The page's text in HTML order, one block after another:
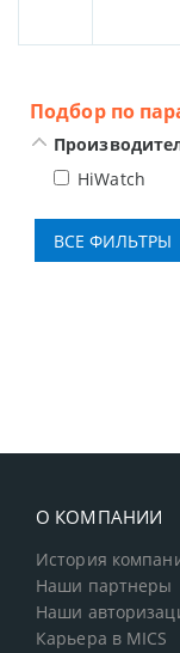
Подбор по
HiWatch
О КОМПАНИИ
История
Наши партнеры
Наши
Карьера в MICS